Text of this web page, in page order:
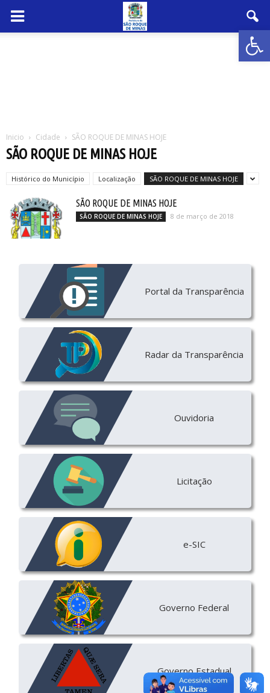
Abrir
Inicio Cidade SÃO ROQUE DE MINAS HOJE
SÃO ROQUE DE MINAS HOJE
Histórico do Município Localização SÃO ROQUE DE MINAS HOJE
SÃO ROQUE DE MINAS HOJE
SÃO ROQUE DE MINAS HOJE 8 de março de 2018
Portal da Transparência
Radar da Transparência
Ouvidoria
Licitação
e-SIC
Governo Federal
Governo Estadual